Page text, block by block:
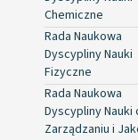
Chemiczne
Rada Naukowa
Dyscypliny Nauki
Fizyczne
Rada Naukowa
Dyscypliny Nauki
Zarządzaniu i